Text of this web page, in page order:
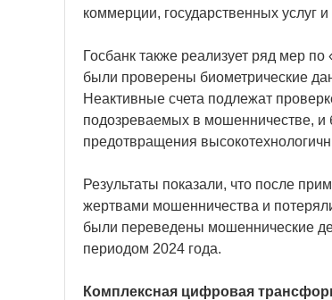
коммерции, государственных услуг
Госбанк также реализует ряд мер
были проверены биометрические
Неактивные счета подлежат
подозреваемых в мошенничестве, и
предотвращения
Результаты показали, что после
жертвами мошенничества и
были переведены мошеннические
периодом 2024 года.
Комплексная цифровая